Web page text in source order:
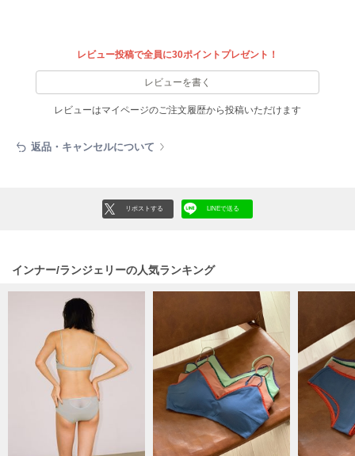
emmi atelier
エミ アトリエ
エミヨガ
FRAY I.D
フレイアイディー
FURFUR
ファーファー
レビュー投稿で全員に30ポイントプレゼント！
レビューを書く
レビューはマイページのご注文履歴から投稿いただけます
返品・キャンセルについて
リポストする LINEで送る
インナー/ランジェリーの人気ランキング